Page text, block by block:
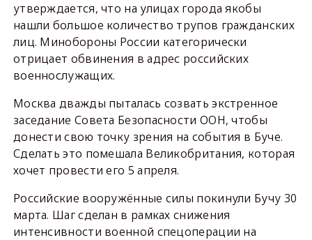
утверждается, что на улицах города якобы
нашли большое количество трупов гражданских
лиц. Минобороны России категорически
отрицает обвинения в адрес российских
военнослужащих.
Москва дважды пыталась созвать экстренное
заседание Совета Безопасности ООН, чтобы
донести свою точку зрения на события в Буче.
Сделать это помешала Великобритания, которая
хочет провести его 5 апреля.
Российские вооружённые силы покинули Бучу 30
марта. Шаг сделан в рамках снижения
интенсивности военной спецоперации на